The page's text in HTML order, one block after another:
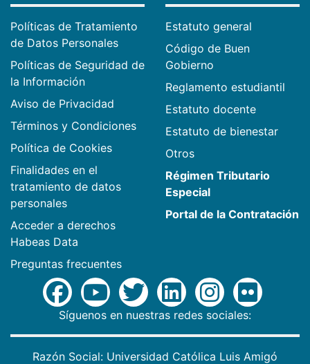
Políticas de Tratamiento
de Datos Personales
Políticas de Seguridad de
la Información
Aviso de Privacidad
Términos y Condiciones
Política de Cookies
Finalidades en el
tratamiento de datos
personales
Acceder a derechos
Habeas Data
Preguntas frecuentes
Estatuto general
Código de Buen
Gobierno
Reglamento estudiantil
Estatuto docente
Estatuto de bienestar
Otros
Régimen Tributario
Especial
Portal de la Contratación
Síguenos en nuestras redes sociales:
Razón Social: Universidad Católica Luis Amigó